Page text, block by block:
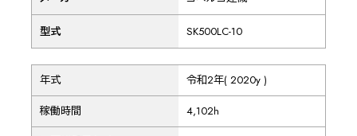
型式 SK500LC-10
年式 令和2年( 2020y )
稼働時間 4,102h